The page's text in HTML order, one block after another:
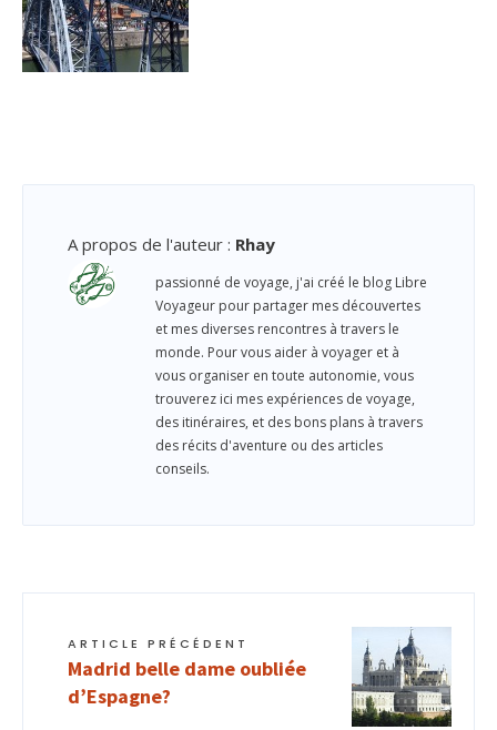
A propos de l'auteur : Rhay
passionné de voyage, j'ai créé le blog Libre
Voyageur pour partager mes découvertes
et mes diverses rencontres à travers le
monde. Pour vous aider à voyager et à
vous organiser en toute autonomie, vous
trouverez ici mes expériences de voyage,
des itinéraires, et des bons plans à travers
des récits d'aventure ou des articles
conseils.
ARTICLE PRÉCÉDENT
Madrid belle dame oubliée
d’Espagne?